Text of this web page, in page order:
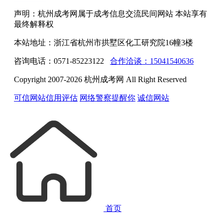
声明：杭州成考网属于成考信息交流民间网站 本站享有
最终解释权
本站地址：浙江省杭州市拱墅区化工研究院16幢3楼
咨询电话：0571-85223122 合作洽谈：15041540636
Copyright 2007-2026 杭州成考网 All Right Reserved
可信网站信用评估 网络警察提醒你 诚信网站
首页